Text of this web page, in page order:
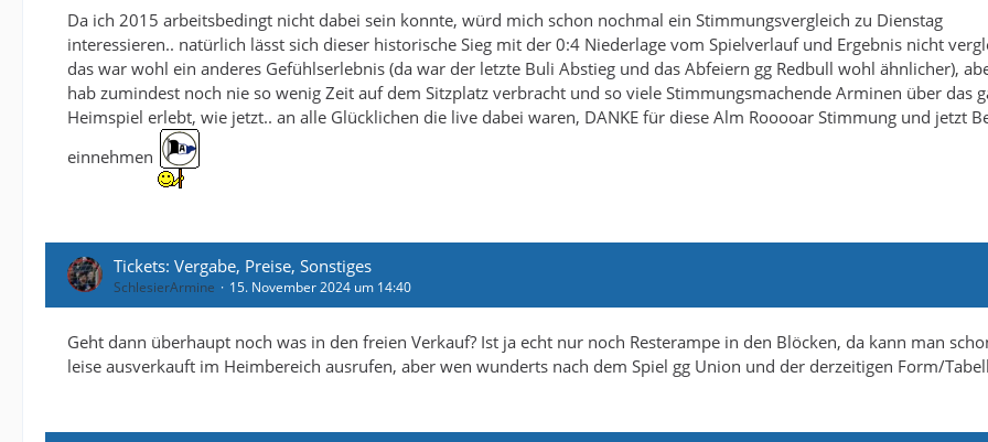
Da ich 2015 arbeitsbedingt nicht dabei sein konnte, würd mich schon nochmal ein Stimmungsvergleich zu Dienstag
interessieren.. natürlich lässt sich dieser historische Sieg mit der 0:4 Niederlage vom Spielverlauf und Ergebnis nicht
das war wohl ein anderes Gefühlserlebnis (da war der letzte Buli Abstieg und das Abfeiern gg Redbull wohl ähnlicher),
hab zumindest noch nie so wenig Zeit auf dem Sitzplatz verbracht und so viele Stimmungsmachende Arminen über das
Heimspiel erlebt, wie jetzt.. an alle Glücklichen die live dabei waren, DANKE für diese Alm Rooooar Stimmung und jetzt
einnehmen
Tickets: Vergabe, Preise, Sonstiges
SchlesierArmine 15. November 2024 um 14:40
Geht dann überhaupt noch was in den freien Verkauf? Ist ja echt nur noch Resterampe in den Blöcken, da kann man
leise ausverkauft im Heimbereich ausrufen, aber wen wunderts nach dem Spiel gg Union und der derzeitigen Form/